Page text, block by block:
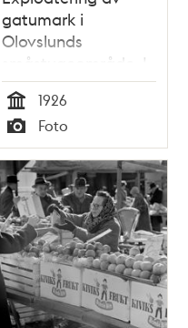
gatumark i
Olovslunds
småstugeområde. I
bakgrunden till
vänster Olovsberg
Tid
1926
Typ
Foto